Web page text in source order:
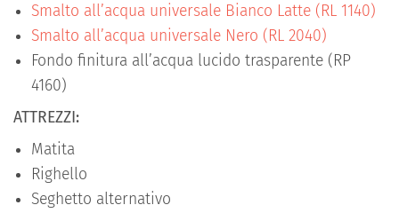
Smalto all’acqua universale Bianco Latte (RL 1140)
Smalto all’acqua universale Nero (RL 2040)
Fondo finitura all’acqua lucido trasparente (RP
4160)
ATTREZZI:
Matita
Righello
Seghetto alternativo